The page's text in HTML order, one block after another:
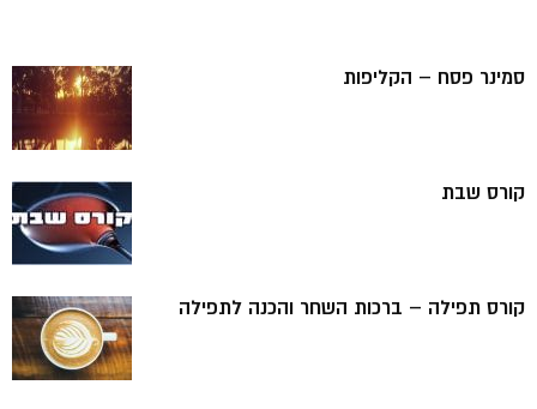
סמינר פסח – הקליפות
קורס שבת
קורס תפילה – ברכות השחר והכנה לתפילה